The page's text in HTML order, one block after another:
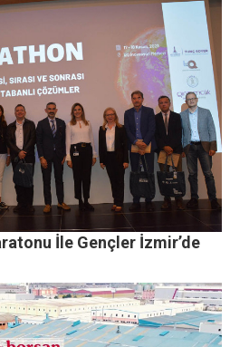
İle Gençler İzmir’de